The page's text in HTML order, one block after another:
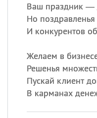
Ваш праздник —
Но
И конкурентов
Желаем в
Решенья
Пускай клиент
В карманах